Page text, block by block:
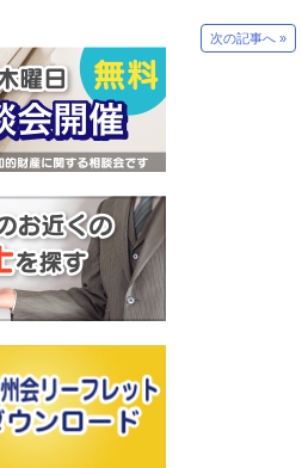
次の記事へ »